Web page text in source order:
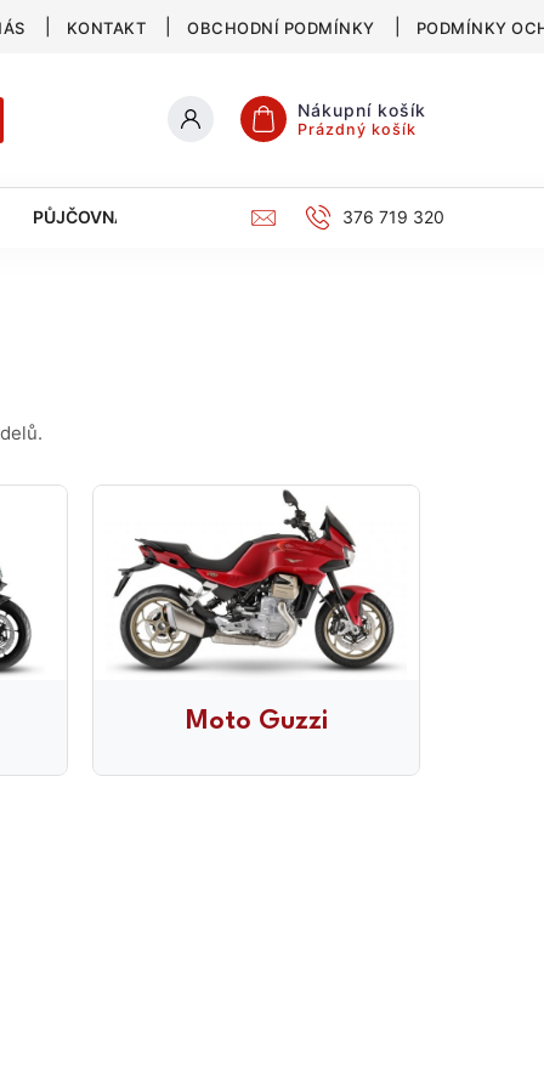
KONTAKT OBCHODNÍ PODMÍNKY PODMÍNKY
Nákupní košík
Prázdný košík
PŮJČOVNA KATALOG376 719 320
Moto Guzzi